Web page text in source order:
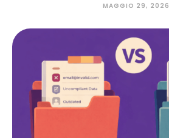
MAGGIO 29, 2026